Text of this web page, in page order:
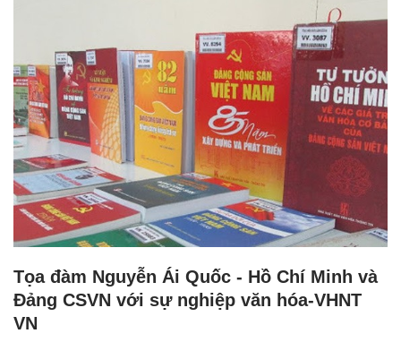
Tọa đàm Nguyễn Ái Quốc - Hồ Chí Minh và
Đảng CSVN với sự nghiệp văn hóa-VHNT
VN